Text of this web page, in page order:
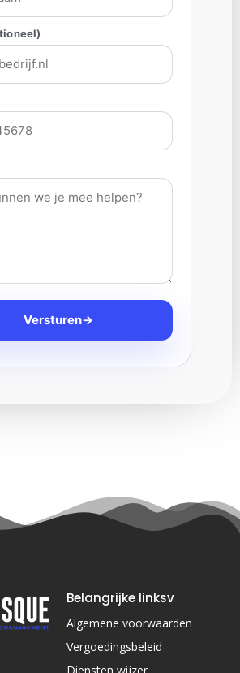
Versturen→
Belangrijke linksv
Algemene voorwaarden
Vergoedingsbeleid